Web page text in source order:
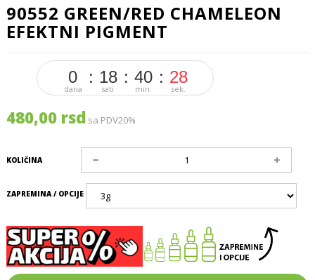
90552 GREEN/RED CHAMELEON
EFEKTNI PIGMENT
0
dana
18
sati
40
min.
28
sek.
480,00 rsd sa PDV20%
KOLIČINA
ZAPREMINA / OPCIJE